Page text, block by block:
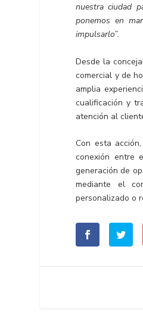
nuestra ciudad
ponemos en
impulsarlo”.
Desde la
comercial y de
amplia
cualificación y
atención al
Con esta
conexión entre
generación de
mediante el
personalizado o